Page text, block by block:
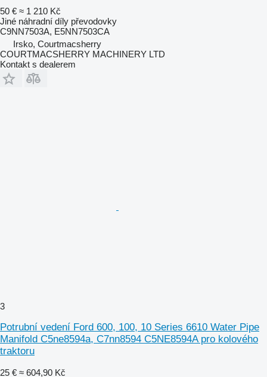
50 € ≈ 1 210 Kč
Jiné náhradní díly převodovky
C9NN7503A, E5NN7503CA
Irsko, Courtmacsherry
COURTMACSHERRY MACHINERY LTD
Kontakt s dealerem
3
Potrubní vedení Ford 600, 100, 10 Series 6610 Water Pipe
Manifold C5ne8594a, C7nn8594 C5NE8594A pro kolového
traktoru
25 € ≈ 604,90 Kč